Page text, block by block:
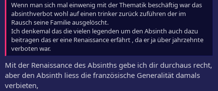
Wenn man sich mal einwenig mit der Thematik beschäftig war das
absinthverbot wohl auf einen trinker zurück zuführen der im
Rausch seine Familie ausgelöscht.
Ich denkemal das die vielen legenden um den Absinth auch dazu
beitragen das er eine Renaissance erfährt , da er ja über jahrzehnte
verboten war.
Mit der Renaissance des Absinths gebe ich dir durchaus recht,
aber den Absinth liess die französische Generalität damals
verbieten,